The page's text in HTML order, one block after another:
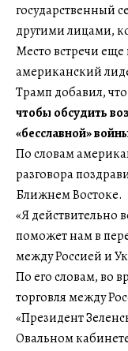
государственный
другими лицами,
Место встречи
американский
Трамп добавил, что
чтобы обсудить
«бесславной»
По словам
разговора
Ближнем Востоке.
«Я действительно
поможет нам в
между Россией и
По его словам, во
торговля между
«Президент
Овальном